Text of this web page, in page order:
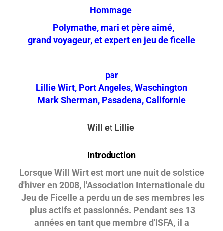
Hommage
Polymathe, mari et père aimé,
grand voyageur, et expert en jeu de ficelle
par
Lillie Wirt, Port Angeles, Waschington
Mark Sherman, Pasadena, Californie
Will et Lillie
Introduction
Lorsque Will Wirt est mort une nuit de solstice
d'hiver en 2008, l'Association Internationale du
Jeu de Ficelle a perdu un de ses membres les
plus actifs et passionnés. Pendant ses 13
années en tant que membre d'ISFA, il a